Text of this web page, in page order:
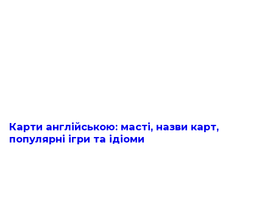
Карти англійською: масті, назви карт,
популярні ігри та ідіоми